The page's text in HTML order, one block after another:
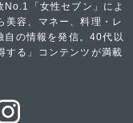
No.1「女性セブン」によ
美容、マネー、料理・レ
自の情報を発信。40代以
する」コンテンツが満載